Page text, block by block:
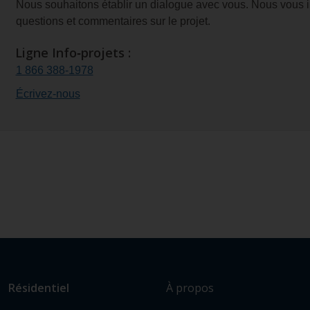
Nous souhaitons établir un dialogue avec vous. Nous vous
questions et commentaires sur le projet.
Ligne Info‑projets :
1 866 388‑1978
Écrivez‑nous
Lien
Résidentiel
L
À propos